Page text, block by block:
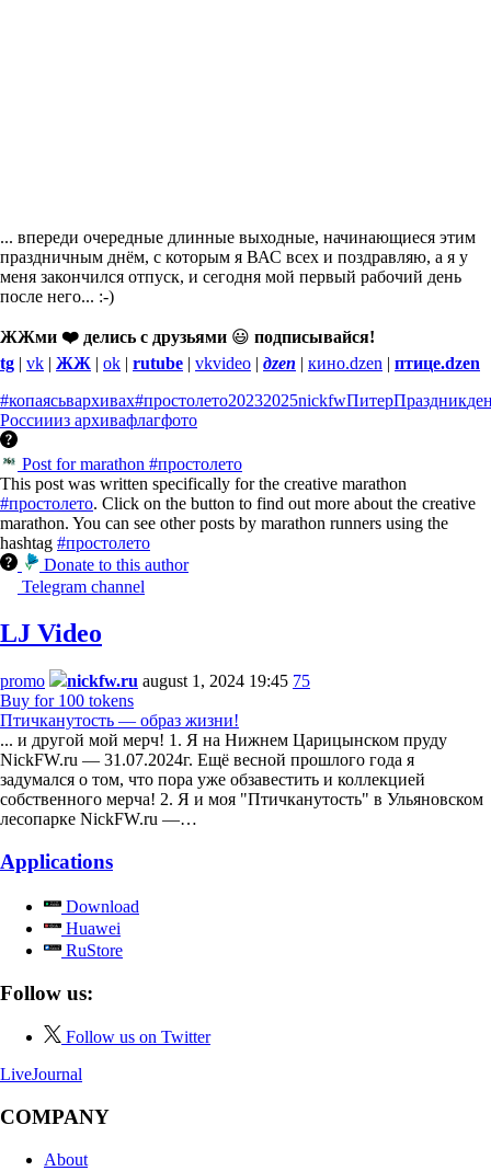
... впереди очередные длинные выходные, начинающиеся этим
праздничным днём, с которым я ВАС всех и поздравляю, а я у
меня закончился отпуск, и сегодня мой первый рабочий день
после него... :-)
ЖЖми ❤️ делись с друзьями 😃 подписывайся!
tg | vk | ЖЖ | ok | rutube | vkvideo | дzen | кино.dzen | птице.dzen
#копаясьвархивах#простолето20232025nickfwПитерПраздник
Россиииз архивафлагфото
Post for marathon #простолето
This post was written specifically for the creative marathon
#простолето. Click on the button to find out more about the creative
marathon. You can see other posts by marathon runners using the
hashtag #простолето
Donate to this author
Telegram channel
LJ Video
promo nickfw.ru august 1, 2024 19:45 75
Buy for 100 tokens
Птичканутость — образ жизни!
... и другой мой мерч! 1. Я на Нижнем Царицынском пруду
NickFW.ru — 31.07.2024г. Ещё весной прошлого года я
задумался о том, что пора уже обзавестить и коллекцией
собственного мерча! 2. Я и моя "Птичканутость" в Ульяновском
лесопарке NickFW.ru —…
Applications
Download
Huawei
RuStore
Follow us:
Follow us on Twitter
LiveJournal
COMPANY
About